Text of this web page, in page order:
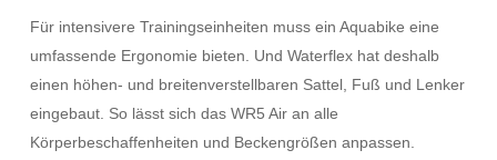
Für intensivere Trainingseinheiten muss ein Aquabike eine
umfassende Ergonomie bieten. Und Waterflex hat deshalb
einen höhen- und breitenverstellbaren Sattel, Fuß und Lenker
eingebaut. So lässt sich das WR5 Air an alle
Körperbeschaffenheiten und Beckengrößen anpassen.